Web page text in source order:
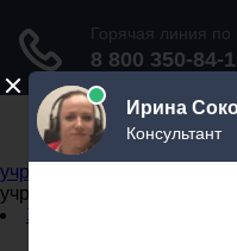
Не официальный
учреждений
учреждений
Задать вопрос юристу